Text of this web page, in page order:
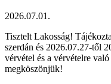
2026.07.01.
Tisztelt Lakosság!
szerdán és 2026.07.27-től
vérvétel és a vérvételre
megköszönjük!